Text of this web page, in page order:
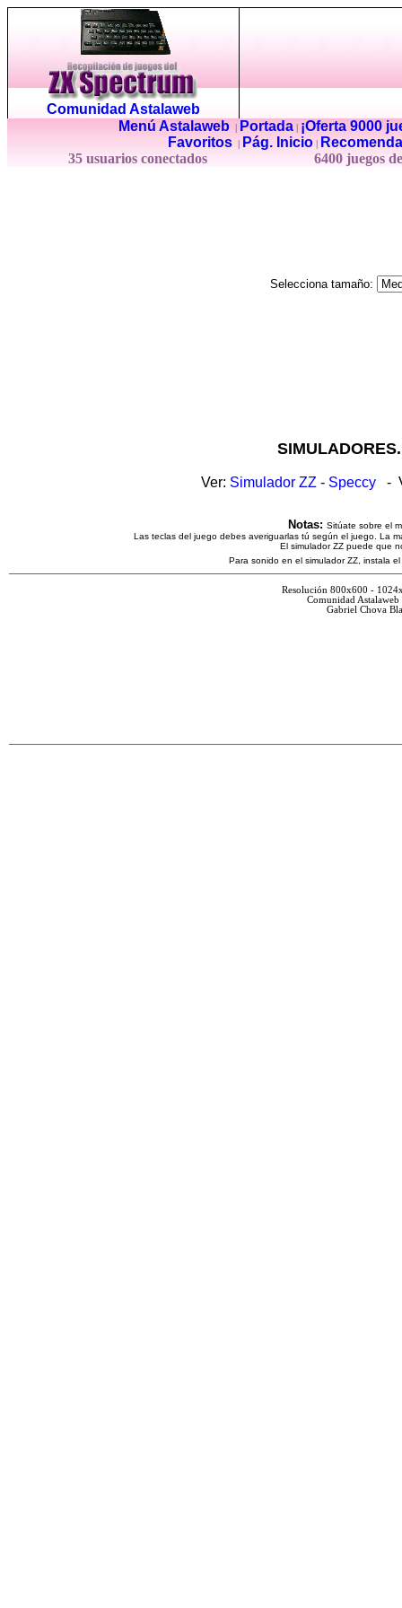
Comunidad Astalaweb
Menú Astalaweb| Portada|
¡Oferta 9000
Favoritos
Pág. Inicio
35 usuarios conectados
6400 juegos
Selecciona tamaño:
Ver: Simulador ZZ - Speccy -
Notas: Sitúate sobre el
Las teclas del juego debes averiguarlas tú según el juego. La
El simulador ZZ puede que
Para sonido en el simulador ZZ, instala
Resolución 800x600 -
Comunidad
Gabriel Chova